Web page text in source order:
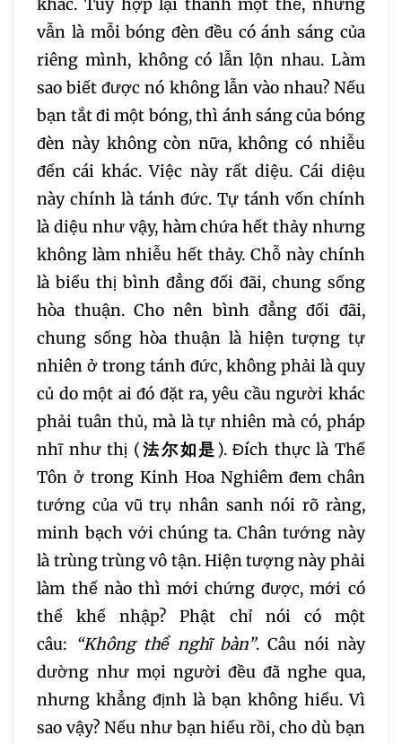
328 329 330
331 332 333
334 335 336
337 338 339
340 341 342
343 344 345
347 348
350
352 353
355 356 357
358 359 360
361 362 363
364 365 366
367 368 369
khác. Tuy hợp lại thành một thể, nhưng
vẫn là mỗi bóng đèn đều có ánh sáng của
riêng mình, không có lẫn lộn nhau. Làm
sao biết được nó không lẫn vào nhau? Nếu
bạn tắt đi một bóng, thì ánh sáng của bóng
đèn này không còn nữa, không có nhiễu
đến cái khác. Việc này rất diệu. Cái diệu
này chính là tánh đức. Tự tánh vốn chính
là diệu như vậy, hàm chứa hết thảy nhưng
không làm nhiễu hết thảy. Chỗ này chính
là biểu thị bình đẳng đối đãi, chung sống
hòa thuận. Cho nên bình đẳng đối đãi,
chung sống hòa thuận là hiện tượng tự
nhiên ở trong tánh đức, không phải là quy
củ do một ai đó đặt ra, yêu cầu người khác
phải tuân thủ, mà là tự nhiên mà có, pháp
nhĩ như thị (法尔如是). Đích thực là Thế
Tôn ở trong Kinh Hoa Nghiêm đem chân
tướng của vũ trụ nhân sanh nói rõ ràng,
minh bạch với chúng ta. Chân tướng này
là trùng trùng vô tận. Hiện tượng này phải
làm thế nào thì mới chứng được, mới có
thể khế nhập? Phật chỉ nói có một
câu: “Không thể nghĩ bàn”. Câu nói này
dường như mọi người đều đã nghe qua,
nhưng khẳng định là bạn không hiểu. Vì
sao vậy? Nếu như bạn hiểu rồi, cho dù bạn